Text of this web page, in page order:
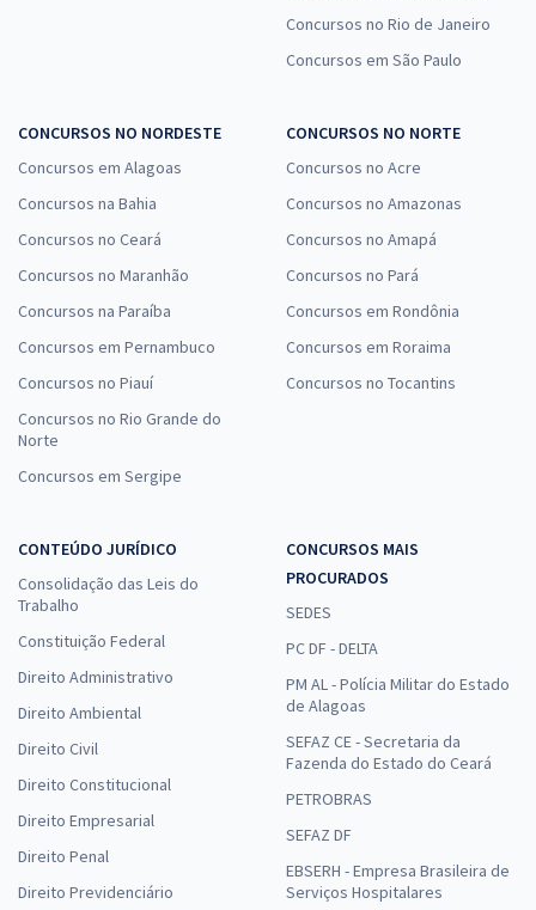
Concursos no Rio de Janeiro
Concursos em São Paulo
CONCURSOS NO NORDESTE
Concursos em Alagoas
Concursos na Bahia
Concursos no Ceará
Concursos no Maranhão
Concursos na Paraíba
Concursos em Pernambuco
Concursos no Piauí
Concursos no Rio Grande do
Norte
Concursos em Sergipe
CONCURSOS NO NORTE
Concursos no Acre
Concursos no Amazonas
Concursos no Amapá
Concursos no Pará
Concursos em Rondônia
Concursos em Roraima
Concursos no Tocantins
CONTEÚDO JURÍDICO
Consolidação das Leis do
Trabalho
Constituição Federal
Direito Administrativo
Direito Ambiental
Direito Civil
Direito Constitucional
Direito Empresarial
Direito Penal
Direito Previdenciário
CONCURSOS MAIS
PROCURADOS
SEDES
PC DF - DELTA
PM AL - Polícia Militar do Estado
de Alagoas
SEFAZ CE - Secretaria da
Fazenda do Estado do Ceará
PETROBRAS
SEFAZ DF
EBSERH - Empresa Brasileira de
Serviços Hospitalares